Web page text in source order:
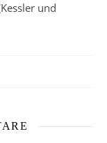
und